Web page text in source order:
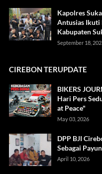
Kapolres
Antusias Ikuti
Kabupaten
September 18,
CIREBON TERUPDATE
BIKERS
Hari Pers
at Peace"
May 03, 2026
DPP BJI
Sebagai
April 10, 2026